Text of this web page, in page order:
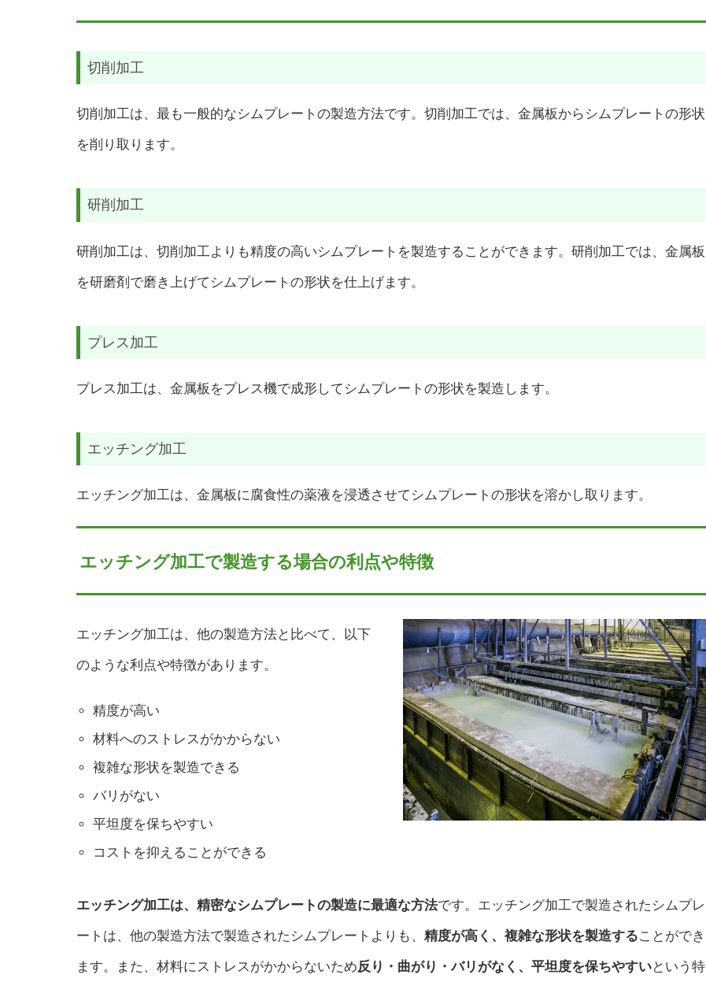
切削加工
切削加工は、最も一般的なシムプレートの製造方法です。切削加工では、金属板からシムプレートの形状
を削り取ります。
研削加工
研削加工は、切削加工よりも精度の高いシムプレートを製造することができます。研削加工では、金属板
を研磨剤で磨き上げてシムプレートの形状を仕上げます。
プレス加工
プレス加工は、金属板をプレス機で成形してシムプレートの形状を製造します。
エッチング加工
エッチング加工は、金属板に腐食性の薬液を浸透させてシムプレートの形状を溶かし取ります。
エッチング加工で製造する場合の利点や特徴
エッチング加工は、他の製造方法と比べて、以下
のような利点や特徴があります。
精度が高い
材料へのストレスがかからない
複雑な形状を製造できる
バリがない
平坦度を保ちやすい
コストを抑えることができる
エッチング加工は、精密なシムプレートの製造に最適な方法です。エッチング加工で製造されたシムプレ
ートは、他の製造方法で製造されたシムプレートよりも、 精度が高く、複雑な形状を製造する ことができ
ます。また、材料にストレスがかからないため反り・曲がり・バリがなく、平坦度を保ちやすいという特